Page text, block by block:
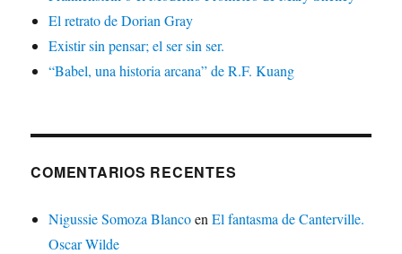
El retrato de Dorian Gray
Existir sin pensar; el ser sin ser.
“Babel, una historia arcana” de R.F. Kuang
COMENTARIOS RECENTES
Nigussie Somoza BlancoenEl fantasma de Canterville.
Oscar Wilde